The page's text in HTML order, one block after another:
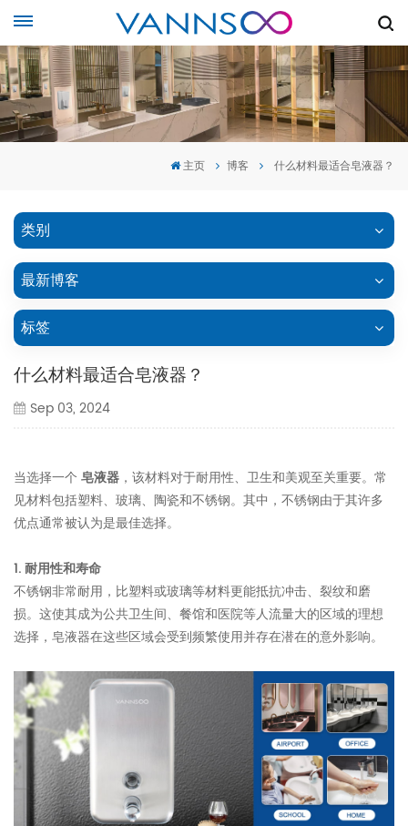
主页 博客 什么材料最适合皂液器？
类别
最新博客
标签
什么材料最适合皂液器？
Sep 03, 2024
当选择一个 皂液器 ，该材料对于耐用性、卫生和美观至关重要。常
见材料包括塑料、玻璃、陶瓷和不锈钢。其中，不锈钢由于其许多
优点通常被认为是最佳选择。
1. 耐用性和寿命
不锈钢非常耐用，比塑料或玻璃等材料更能抵抗冲击、裂纹和磨
损。这使其成为公共卫生间、餐馆和医院等人流量大的区域的理想
选择，皂液器在这些区域会受到频繁使用并存在潜在的意外影响。